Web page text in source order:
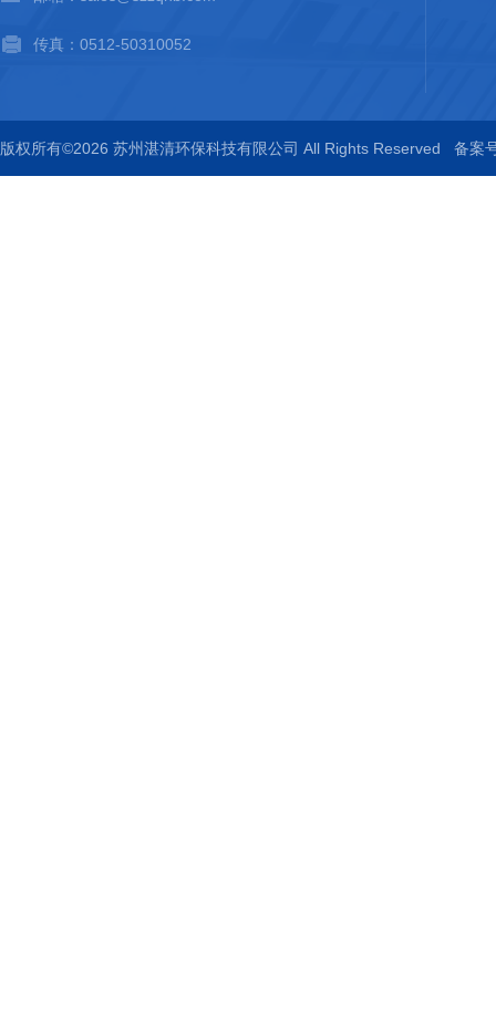
传真：0512-50310052
版权所有©2026 苏州湛清环保科技有限公司 All Rights Reserved 备案